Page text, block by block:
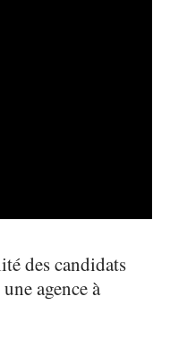
des candidats
agence à